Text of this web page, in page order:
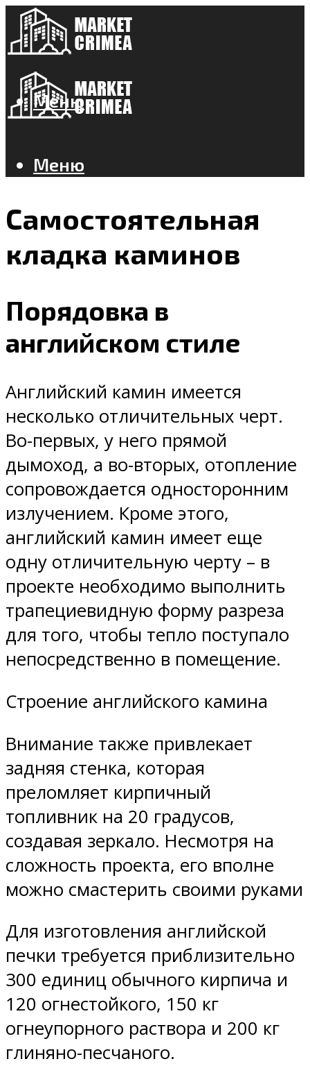
Меню
Меню
Самостоятельная
кладка каминов
Порядовка в
английском стиле
Английский камин имеется
несколько отличительных черт.
Во-первых, у него прямой
дымоход, а во-вторых, отопление
сопровождается односторонним
излучением. Кроме этого,
английский камин имеет еще
одну отличительную черту – в
проекте необходимо выполнить
трапециевидную форму разреза
для того, чтобы тепло поступало
непосредственно в помещение.
Строение английского камина
Внимание также привлекает
задняя стенка, которая
преломляет кирпичный
топливник на 20 градусов,
создавая зеркало. Несмотря на
сложность проекта, его вполне
можно смастерить своими руками
Для изготовления английской
печки требуется приблизительно
300 единиц обычного кирпича и
120 огнестойкого, 150 кг
огнеупорного раствора и 200 кг
глиняно-песчаного.